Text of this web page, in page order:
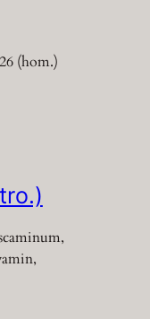
(hom.)